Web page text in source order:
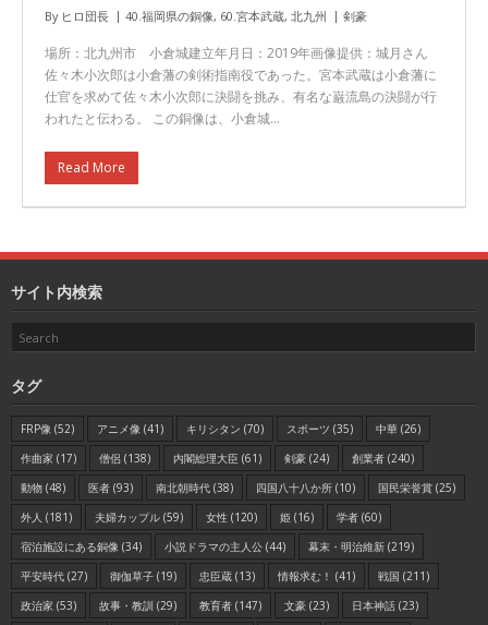
By ヒロ団長 40.福岡県の銅像, 60.宮本武蔵, 北九州 剣豪
場所：北九州市 小倉城建立年月日：2019年画像提供：城月さん
佐々木小次郎は小倉藩の剣術指南役であった。宮本武蔵は小倉藩に
仕官を求めて佐々木小次郎に決闘を挑み、有名な巌流島の決闘が行
われたと伝わる。 この銅像は、小倉城…
Read More
サイト内検索
タグ
FRP像 (52) アニメ像 (41) キリシタン (70) スポーツ (35) 中華 (26)
作曲家 (17) 僧侶 (138) 内閣総理大臣 (61) 剣豪 (24) 創業者 (240)
動物 (48) 医者 (93) 南北朝時代 (38) 四国八十八か所 (10) 国民栄誉賞 (25)
外人 (181) 夫婦カップル (59) 女性 (120) 姫 (16) 学者 (60)
宿泊施設にある銅像 (34) 小説ドラマの主人公 (44) 幕末・明治維新 (219)
平安時代 (27) 御伽草子 (19) 忠臣蔵 (13) 情報求む！ (41) 戦国 (211)
政治家 (53) 故事・教訓 (29) 教育者 (147) 文豪 (23) 日本神話 (23)